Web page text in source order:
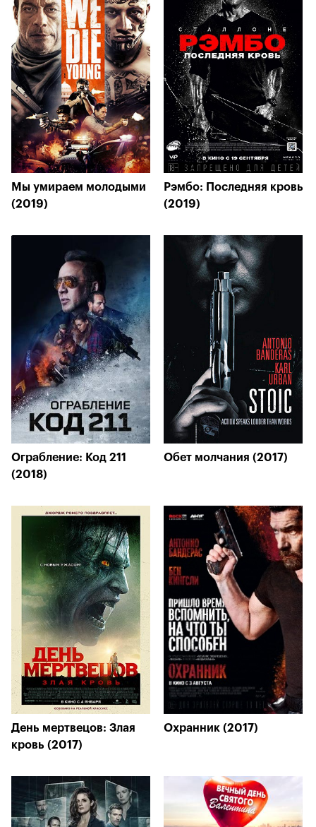
Мы умираем молодыми
(2019)
Рэмбо: Последняя кровь
(2019)
Ограбление: Код 211
(2018)
Обет молчания (2017)
День мертвецов: Злая
кровь (2017)
Охранник (2017)